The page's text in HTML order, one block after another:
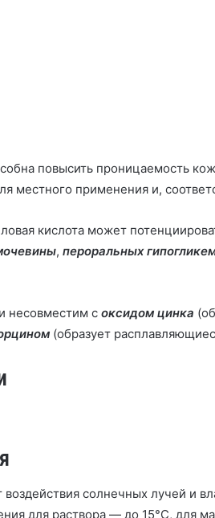
повысить проницаемость
местного применения и,
кислота может
, пероральных
несовместим с оксидом цинка
(образует
солнечных лучей и
для раствора — до 15°C, для